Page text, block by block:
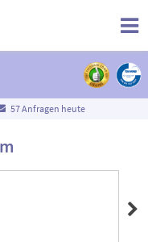
57 Anfragen heute